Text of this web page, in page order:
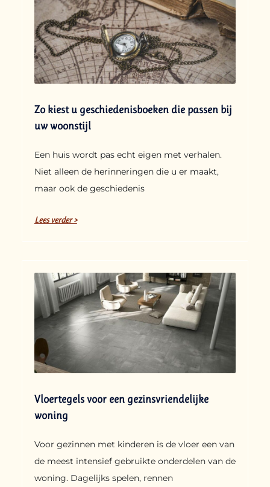
Zo kiest u geschiedenisboeken die passen bij
uw woonstijl
Een huis wordt pas echt eigen met verhalen.
Niet alleen de herinneringen die u er maakt,
maar ook de geschiedenis
Lees verder >
Vloertegels voor een gezinsvriendelijke
woning
Voor gezinnen met kinderen is de vloer een van
de meest intensief gebruikte onderdelen van de
woning. Dagelijks spelen, rennen